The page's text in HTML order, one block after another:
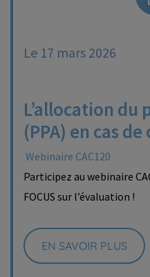
Le 17 mars 2026
L’allocation du
(PPA) en cas
Webinaire CAC120
Participez au webinaire
FOCUS sur l’évaluation !
EN SAVOIR PLUS